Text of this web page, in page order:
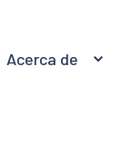
Acerca de